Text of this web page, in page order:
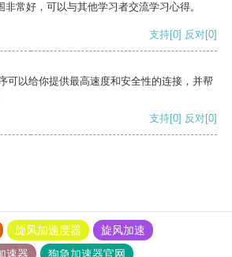
常好，可以与其他学习者交流学习心得。
支持[0] 反对[0]
可以给你提供最高速度和安全性的连接，并帮
支持[0] 反对[0]
旋风加速度器
旋风加速
速器
狗急加速器官网